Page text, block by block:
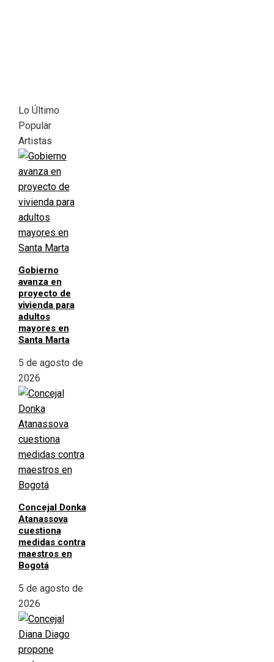
Lo Último
Popular
Artistas
Gobierno
avanza en
proyecto de
vivienda para
adultos
mayores en
Santa Marta
5 de agosto de
2026
Concejal Donka
Atanassova
cuestiona
medidas contra
maestros en
Bogotá
5 de agosto de
2026